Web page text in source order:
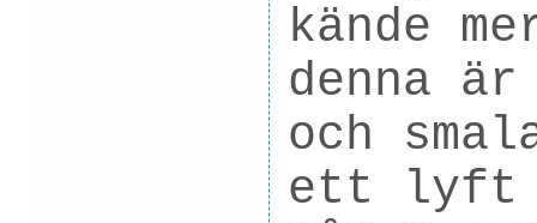
kände
denna
och
ett lyft